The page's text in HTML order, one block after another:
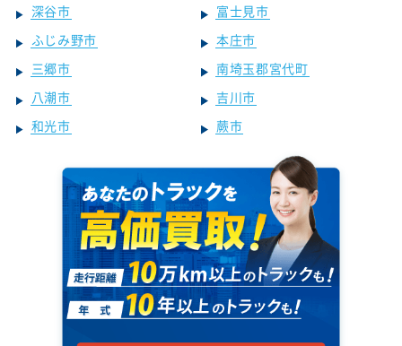
深谷市
富士見市
ふじみ野市
本庄市
三郷市
南埼玉郡宮代町
八潮市
吉川市
和光市
蕨市